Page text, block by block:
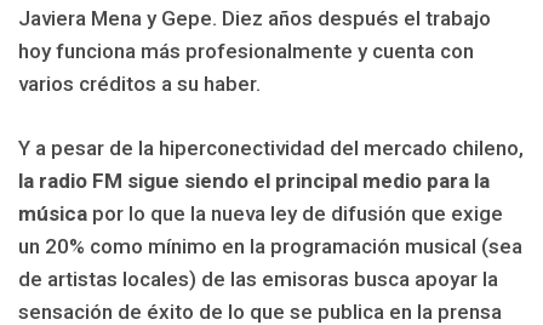
Javiera Mena y Gepe. Diez años después el trabajo
hoy funciona más profesionalmente y cuenta con
varios créditos a su haber.
Y a pesar de la hiperconectividad del mercado chileno,
la radio FM sigue siendo el principal medio para la
música por lo que la nueva ley de difusión que exige
un 20% como mínimo en la programación musical (sea
de artistas locales) de las emisoras busca apoyar la
sensación de éxito de lo que se publica en la prensa